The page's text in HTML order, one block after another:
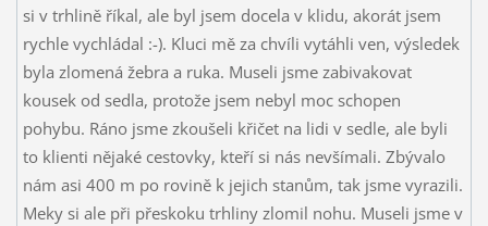
si v trhlině říkal, ale byl jsem docela v klidu, akorát jsem
rychle vychládal :-). Kluci mě za chvíli vytáhli ven, výsledek
byla zlomená žebra a ruka. Museli jsme zabivakovat
kousek od sedla, protože jsem nebyl moc schopen
pohybu. Ráno jsme zkoušeli křičet na lidi v sedle, ale byli
to klienti nějaké cestovky, kteří si nás nevšímali. Zbývalo
nám asi 400 m po rovině k jejich stanům, tak jsme vyrazili.
Meky si ale při přeskoku trhliny zlomil nohu. Museli jsme v